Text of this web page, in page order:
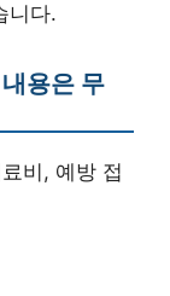
니다.
용은 무
비, 예방 접